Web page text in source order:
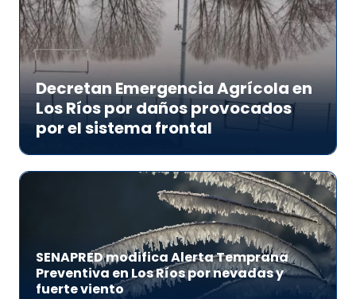
Decretan Emergencia Agrícola en
Los Ríos por daños provocados
por el sistema frontal
SENAPRED modifica Alerta Temprana
Preventiva en Los Ríos por nevadas y
fuerte viento